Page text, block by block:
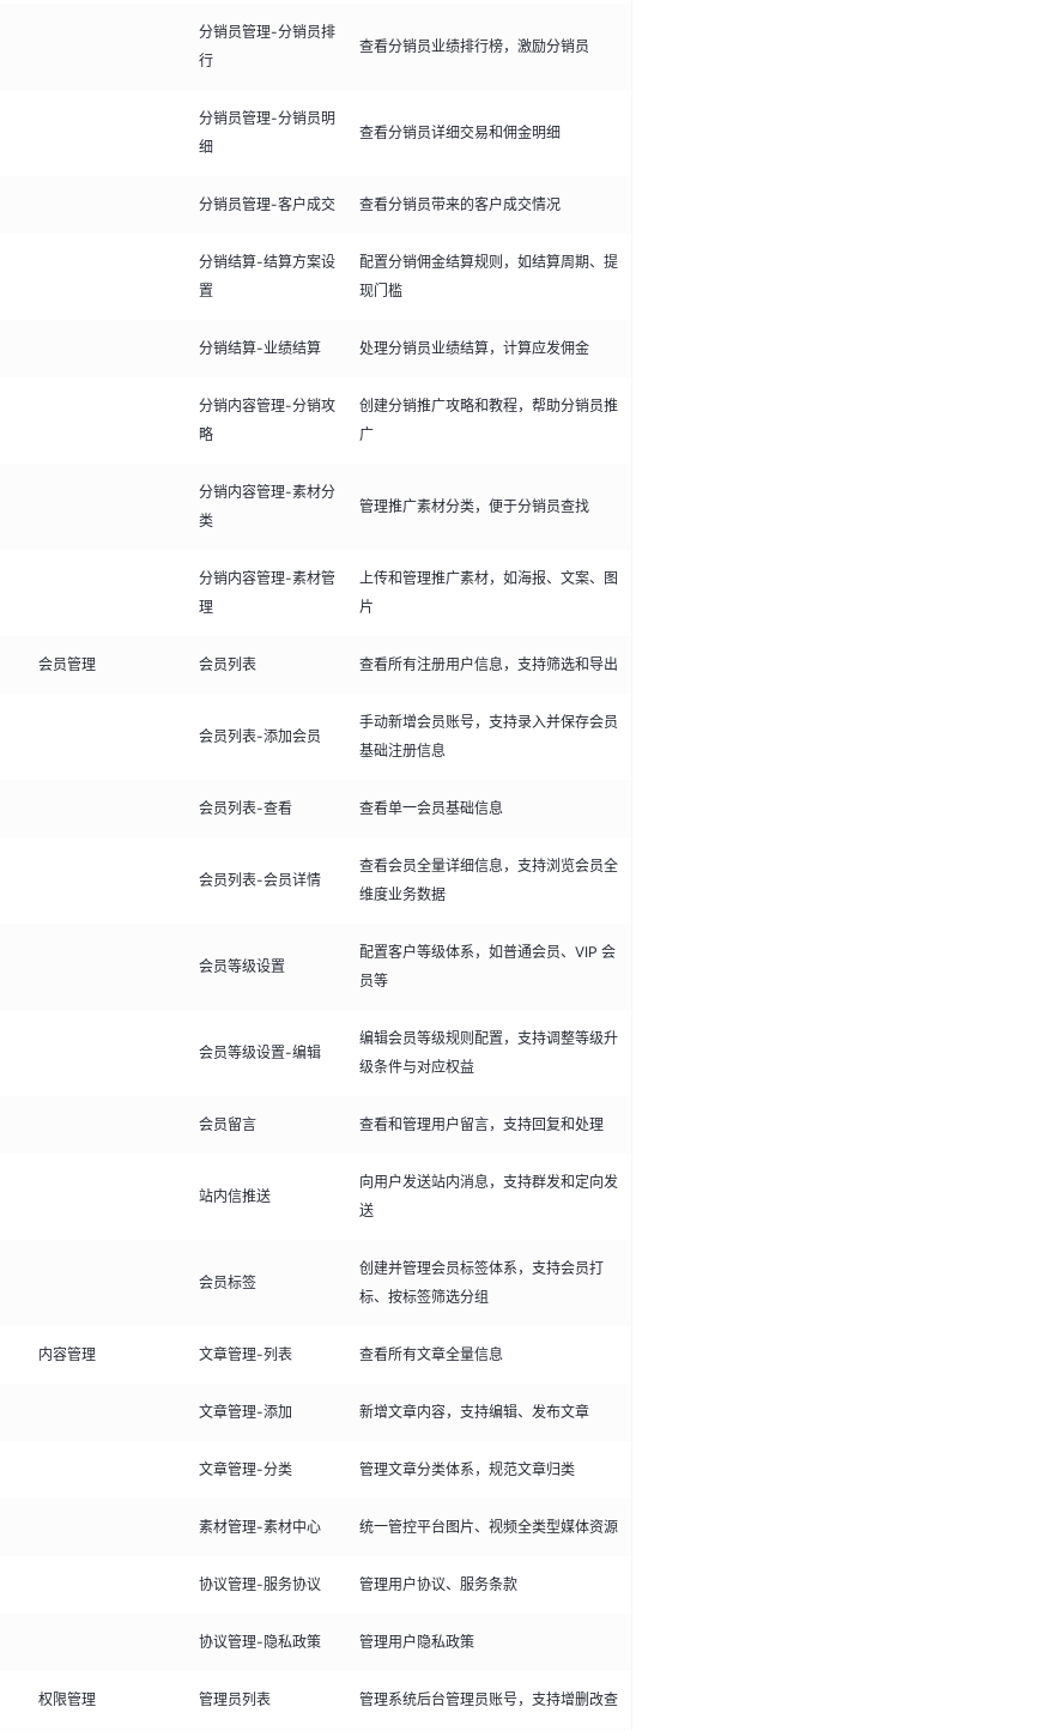
分销员管理-分销员排
行
查看分销员业绩排行榜，激励分销员
分销员管理-分销员明
细
查看分销员详细交易和佣金明细
分销员管理-客户成交 查看分销员带来的客户成交情况
分销结算-结算方案设
置
配置分销佣金结算规则，如结算周期、提
现门槛
分销结算-业绩结算 处理分销员业绩结算，计算应发佣金
分销内容管理-分销攻
略
创建分销推广攻略和教程，帮助分销员推
广
分销内容管理-素材分
类
管理推广素材分类，便于分销员查找
分销内容管理-素材管
理
上传和管理推广素材，如海报、文案、图
片
会员管理 会员列表 查看所有注册用户信息，支持筛选和导出
会员列表-添加会员
手动新增会员账号，支持录入并保存会员
基础注册信息
会员列表-查看 查看单一会员基础信息
会员列表-会员详情
查看会员全量详细信息，支持浏览会员全
维度业务数据
会员等级设置
配置客户等级体系，如普通会员、VIP 会
员等
会员等级设置-编辑
编辑会员等级规则配置，支持调整等级升
级条件与对应权益
会员留言 查看和管理用户留言，支持回复和处理
站内信推送
向用户发送站内消息，支持群发和定向发
送
会员标签
创建并管理会员标签体系，支持会员打
标、按标签筛选分组
内容管理 文章管理-列表 查看所有文章全量信息
文章管理-添加 新增文章内容，支持编辑、发布文章
文章管理-分类 管理文章分类体系，规范文章归类
素材管理-素材中心 统一管控平台图片、视频全类型媒体资源
协议管理-服务协议 管理用户协议、服务条款
协议管理-隐私政策 管理用户隐私政策
权限管理 管理员列表 管理系统后台管理员账号，支持增删改查